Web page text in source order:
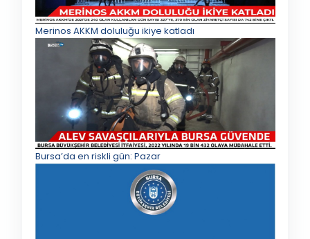
Merinos AKKM doluluğu ikiye katladı
Bursa’da en riskli gün: Pazar